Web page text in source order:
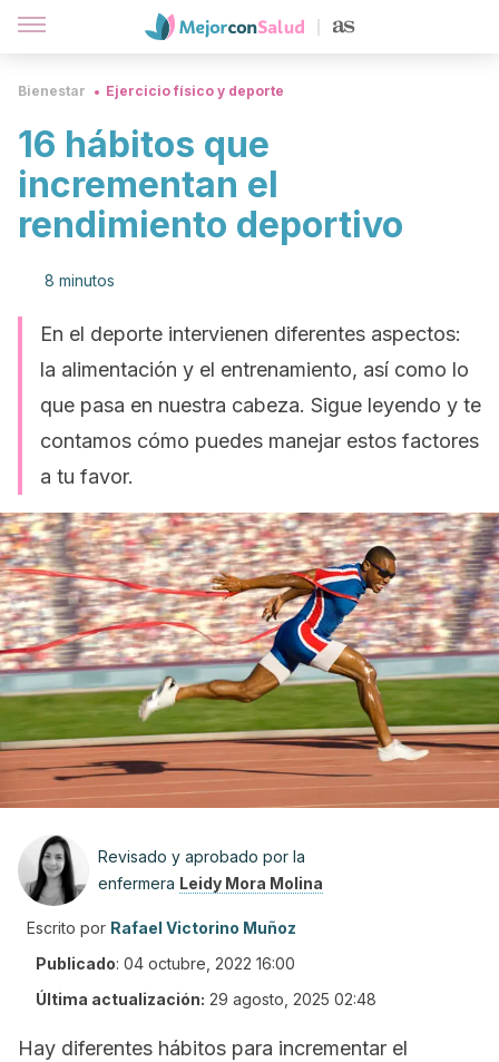
Bienestar Ejercicio físico y deporte
16 hábitos que
incrementan el
rendimiento deportivo
8 minutos
En el deporte intervienen diferentes aspectos:
la alimentación y el entrenamiento, así como lo
que pasa en nuestra cabeza. Sigue leyendo y te
contamos cómo puedes manejar estos factores
a tu favor.
Revisado y aprobado por la
enfermera Leidy Mora Molina
Escrito por Rafael Victorino Muñoz
Publicado: 04 octubre, 2022 16:00
Última actualización: 29 agosto, 2025 02:48
Hay diferentes hábitos para incrementar el